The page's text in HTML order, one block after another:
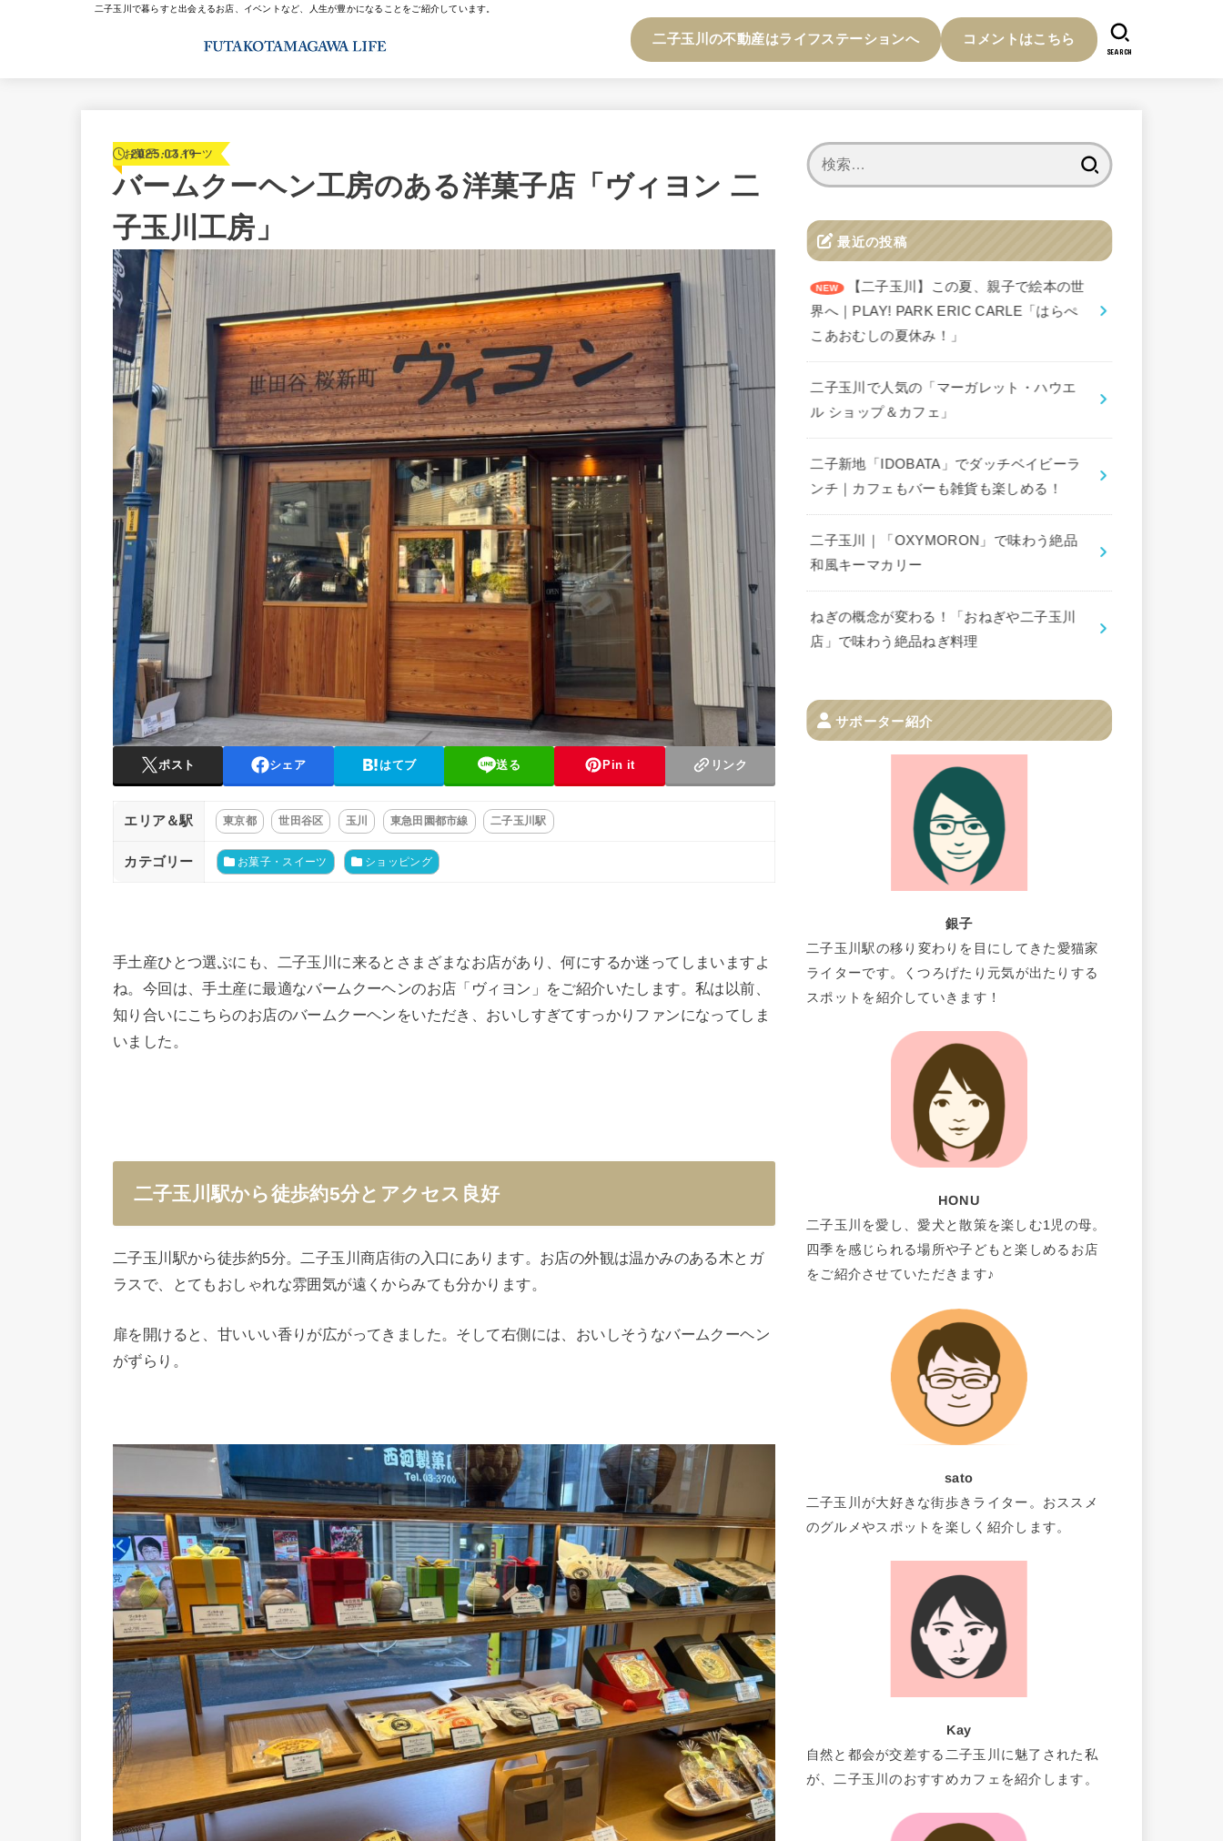
二子玉川で暮らすと出会えるお店、イベントなど、人生が豊かになることをご紹介しています。
二子玉川の不動産はライフステーションへ コメントはこちら
SEARCH
お菓子・スイーツ
2025.03.19
バームクーヘン工房のある洋菓子店「ヴィヨン 二
子玉川工房」
ポスト シェア はてブ 送る Pin it リンク
エリア＆駅 東京都 世田谷区 玉川 東急田園都市線 二子玉川駅
カテゴリー お菓子・スイーツ ショッピング
手土産ひとつ選ぶにも、二子玉川に来るとさまざまなお店があり、何にするか迷ってしまいますよ
ね。今回は、手土産に最適なバームクーヘンのお店「ヴィヨン」をご紹介いたします。私は以前、
知り合いにこちらのお店のバームクーヘンをいただき、おいしすぎてすっかりファンになってしま
いました。
二子玉川駅から徒歩約5分とアクセス良好
二子玉川駅から徒歩約5分。二子玉川商店街の入口にあります。お店の外観は温かみのある木とガ
ラスで、とてもおしゃれな雰囲気が遠くからみても分かります。
扉を開けると、甘いいい香りが広がってきました。そして右側には、おいしそうなバームクーヘン
がずらり。
最近の投稿
【二子玉川】この夏、親子で絵本の世
界へ｜PLAY! PARK ERIC CARLE「はらぺ
こあおむしの夏休み！」
二子玉川で人気の「マーガレット・ハウエ
ル ショップ＆カフェ」
二子新地「IDOBATA」でダッチベイビーラ
ンチ｜カフェもバーも雑貨も楽しめる！
二子玉川｜「OXYMORON」で味わう絶品
和風キーマカリー
ねぎの概念が変わる！「おねぎや二子玉川
店」で味わう絶品ねぎ料理
サポーター紹介
銀子
二子玉川駅の移り変わりを目にしてきた愛猫家
ライターです。くつろげたり元気が出たりする
スポットを紹介していきます！
HONU
二子玉川を愛し、愛犬と散策を楽しむ1児の母。
四季を感じられる場所や子どもと楽しめるお店
をご紹介させていただきます♪
sato
二子玉川が大好きな街歩きライター。おススメ
のグルメやスポットを楽しく紹介します。
Kay
自然と都会が交差する二子玉川に魅了された私
が、二子玉川のおすすめカフェを紹介します。